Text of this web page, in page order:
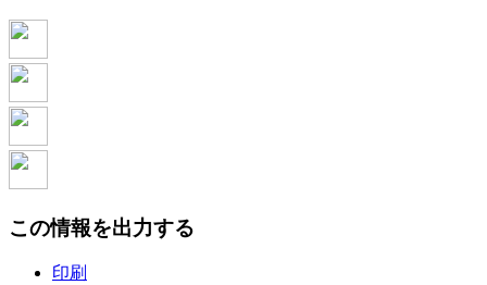
この情報を出力する
印刷